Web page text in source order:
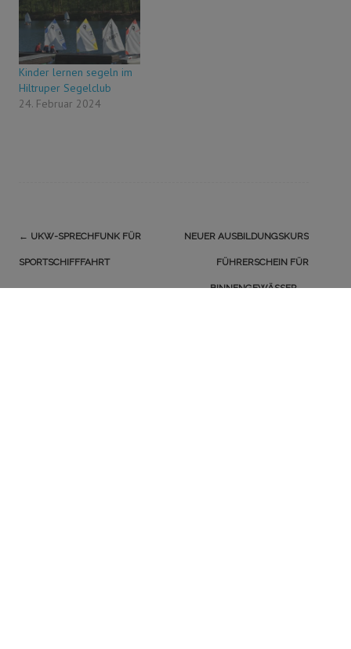
Kinder lernen segeln im
Hiltruper Segelclub
24. Februar 2024
Navigation
(Beiträge)
← UKW-SPRECHFUNK FÜR
SPORTSCHIFFFAHRT
NEUER AUSBILDUNGSKURS
FÜHRERSCHEIN FÜR
BINNENGEWÄSSER→